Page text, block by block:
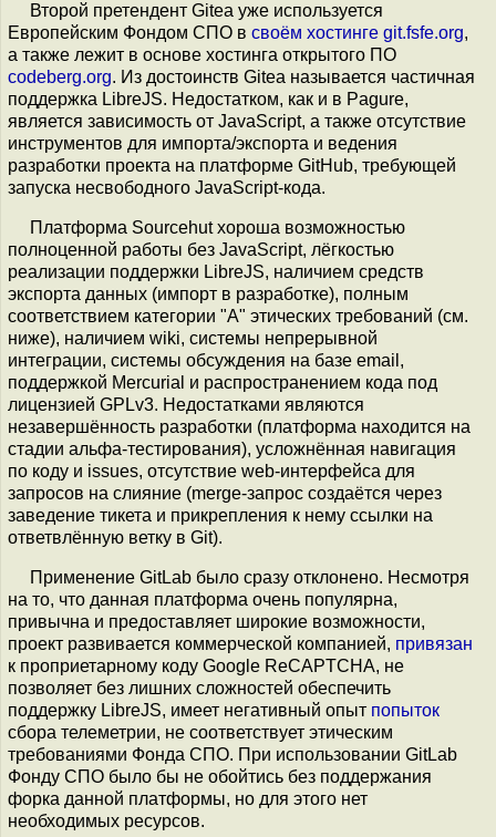
Второй претендент Gitea уже используется
Европейским Фондом СПО в своём хостинге git.fsfe.org,
а также лежит в основе хостинга открытого ПО
codeberg.org. Из достоинств Gitea называется частичная
поддержка LibreJS. Недостатком, как и в Pagure,
является зависимость от JavaScript, а также отсутствие
инструментов для импорта/экспорта и ведения
разработки проекта на платформе GitHub, требующей
запуска несвободного JavaScript-кода.
Платформа Sourcehut хороша возможностью
полноценной работы без JavaScript, лёгкостью
реализации поддержки LibreJS, наличием средств
экспорта данных (импорт в разработке), полным
соответствием категории "А" этических требований (см.
ниже), наличием wiki, системы непрерывной
интеграции, системы обсуждения на базе email,
поддержкой Mercurial и распространением кода под
лицензией GPLv3. Недостатками являются
незавершённость разработки (платформа находится на
стадии альфа-тестирования), усложнённая навигация
по коду и issues, отсутствие web-интерфейса для
запросов на слияние (merge-запрос создаётся через
заведение тикета и прикрепления к нему ссылки на
ответвлённую ветку в Git).
Применение GitLab было сразу отклонено. Несмотря
на то, что данная платформа очень популярна,
привычна и предоставляет широкие возможности,
проект развивается коммерческой компанией, привязан
к проприетарному коду Google ReCAPTCHA, не
позволяет без лишних сложностей обеспечить
поддержку LibreJS, имеет негативный опыт попыток
сбора телеметрии, не соответствует этическим
требованиями Фонда СПО. При использовании GitLab
Фонду СПО было бы не обойтись без поддержания
форка данной платформы, но для этого нет
необходимых ресурсов.